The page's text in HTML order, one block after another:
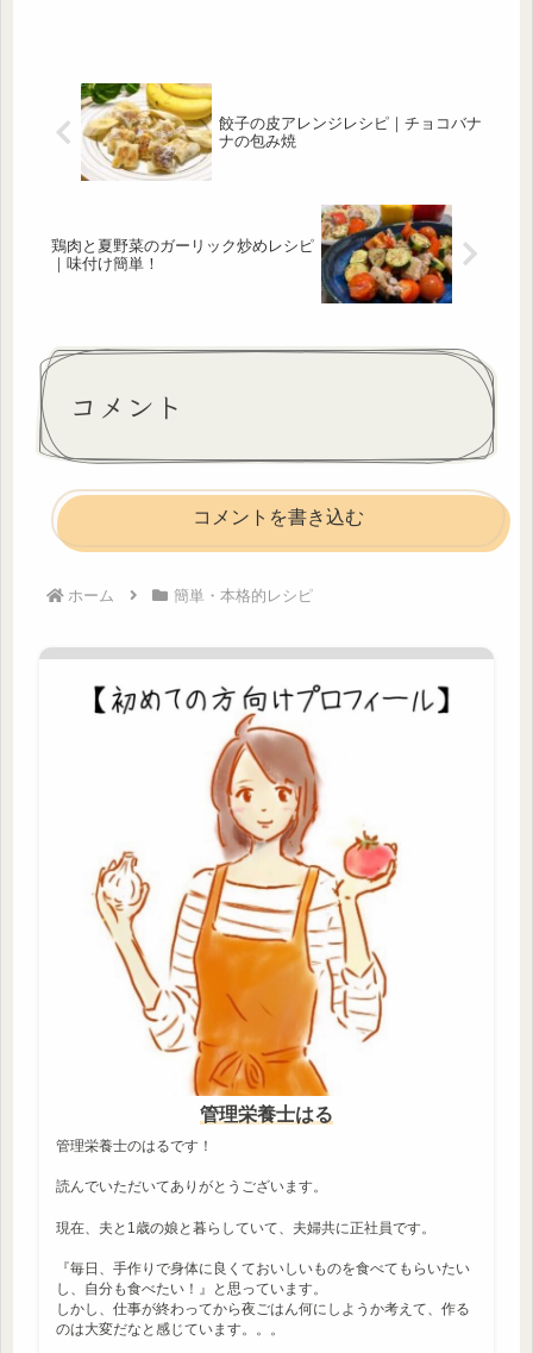
餃子の皮アレンジレシピ｜チョコバナ
ナの包み焼
鶏肉と夏野菜のガーリック炒めレシピ
｜味付け簡単！
コメント
コメントを書き込む
ホーム 簡単・本格的レシピ
管理栄養士はる
管理栄養士のはるです！
読んでいただいてありがとうございます。
現在、夫と1歳の娘と暮らしていて、夫婦共に正社員です。
『毎日、手作りで身体に良くておいしいものを食べてもらいたい
し、自分も食べたい！』と思っています。
しかし、仕事が終わってから夜ごはん何にしようか考えて、作る
のは大変だなと感じています。。。